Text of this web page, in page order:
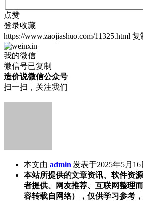
点赞
登录收藏
https://www.zaojiashuo.com/11325.html 复
我的微信
微信号已复制
造价说微信公众号
扫一扫，关注我们
本文由 admin 发表于2025年5月16
本站所提供的文章资讯、软件资
者提供、网友推荐、互联网整理
容转载自网络），仅供学习参考